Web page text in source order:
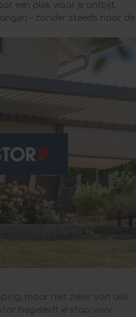
een plek waar je ontbijt,
– zonder steeds naar de
maar niet zeker van alle
begeleidt je stap voor